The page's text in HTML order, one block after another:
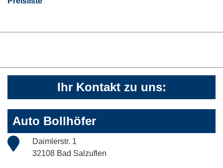
Ihr Kontakt zu uns:
Auto Bollhöfer
Daimlerstr. 1
32108 Bad Salzuflen